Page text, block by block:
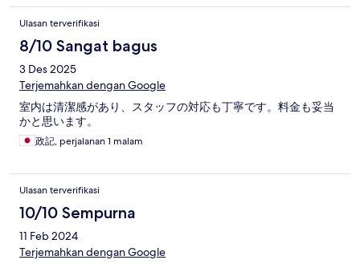
Ulasan terverifikasi
8/10 Sangat bagus
3 Des 2025
Terjemahkan dengan Google
室内は清潔感があり、スタッフの対応も丁寧です。料金も妥当
かと思います。
政記, perjalanan 1 malam
Ulasan terverifikasi
10/10 Sempurna
11 Feb 2024
Terjemahkan dengan Google